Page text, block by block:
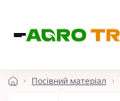
Посівний матеріал